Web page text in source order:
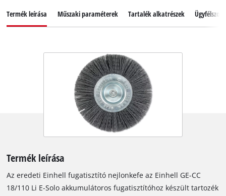
Termék leírása Műszaki paraméterek Tartalék alkatrészek
Termék leírása
Az eredeti Einhell fugatisztító nejlonkefe az Einhell GE-CC
18/110 Li E-Solo akkumulátoros fugatisztítóhoz készült tartozék